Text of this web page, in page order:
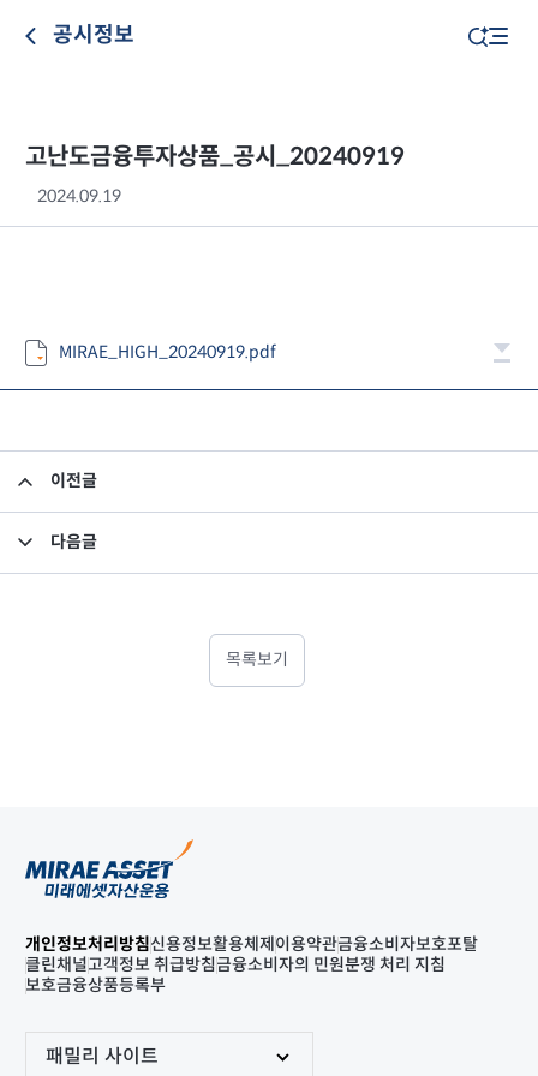
공시정보
고난도금융투자상품_공시_20240919
2024.09.19
MIRAE_HIGH_20240919.pdf
이전글
다음글
목록보기
개인정보처리방침신용정보활용체제 이용약관금융소비자보호포탈
클린채널고객정보 취급방침금융소비자의 민원분쟁 처리 지침
보호금융상품등록부
패밀리 사이트